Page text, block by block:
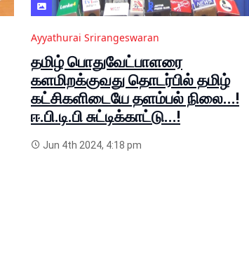
Ayyathurai Srirangeswaran
தமிழ் பொதுவேட்பாளரை
களமிறக்குவது தொடர்பில் தமிழ்
கட்சிகளிடையே தளம்பல் நிலை...!
ஈ.பி.டி.பி சுட்டிக்காட்டு...!
Jun 4th 2024, 4:18 pm